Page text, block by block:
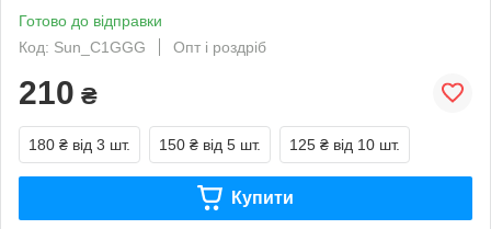
Готово до відправки
Код: Sun_С1GGG
Опт і роздріб
210 ₴
180 ₴ від 3 шт. 150 ₴ від 5 шт. 125 ₴ від 10 шт.
Купити